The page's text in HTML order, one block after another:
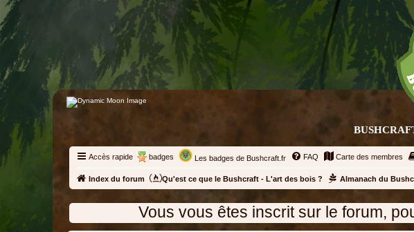
Accès rapide badges Les badges de Bushcraft.fr FAQ Carte des membres
Index du forum Qu'est ce que le Bushcraft - L'art des bois ? Almanach du
Vous vous êtes inscrit sur le forum, pour que